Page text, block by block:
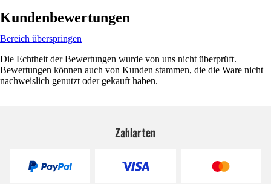
Kundenbewertungen
Bereich überspringen
Die Echtheit der Bewertungen wurde von uns nicht überprüft.
Bewertungen können auch von Kunden stammen, die die Ware nicht
nachweislich genutzt oder gekauft haben.
Zahlarten